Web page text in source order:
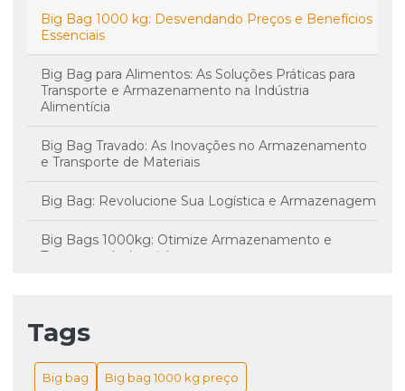
Big Bag 1000 kg: Desvendando Preços e Benefícios
Essenciais
Big Bag para Alimentos: As Soluções Práticas para
Transporte e Armazenamento na Indústria
Alimentícia
Big Bag Travado: As Inovações no Armazenamento
e Transporte de Materiais
Big Bag: Revolucione Sua Logística e Armazenagem
Big Bags 1000kg: Otimize Armazenamento e
Transporte Industrial
Big Bags na Indústria: Melhore a Logística com
Soluções e Aplicações Eficientes
Tags
Big bag Big bag 1000 kg preço